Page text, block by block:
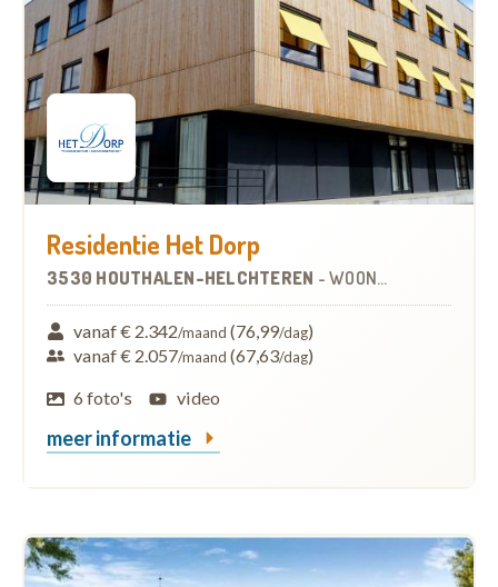
Residentie Het Dorp
3530 HOUTHALEN-HELCHTEREN - WOONZORGCENTRUM (WZC)
vanaf € 2.342/maand (76,99/dag)
vanaf € 2.057/maand (67,63/dag)
6 foto's
video
meer informatie